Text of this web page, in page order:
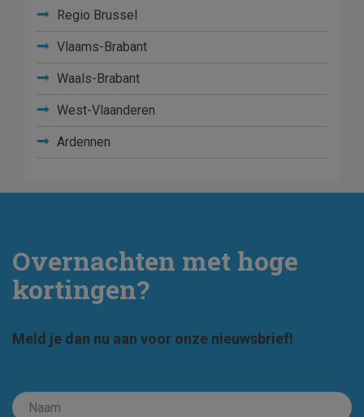
Regio Brussel
Vlaams-Brabant
Waals-Brabant
West-Vlaanderen
Ardennen
Overnachten met hoge
kortingen?
Meld je dan nu aan voor onze nieuwsbrief!